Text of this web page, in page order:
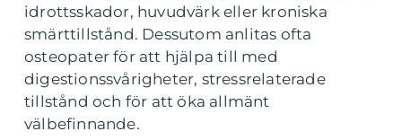
idrottsskador, huvudvärk eller kroniska
smärttillstånd. Dessutom anlitas ofta
osteopater för att hjälpa till med
digestionssvårigheter, stressrelaterade
tillstånd och för att öka allmänt
välbefinnande.